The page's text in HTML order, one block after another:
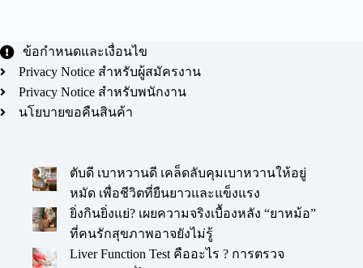
ข้อกำหนดและเงื่อนไข
Privacy Notice สำหรับผู้สมัครงาน
Privacy Notice สำหรับพนักงาน
นโยบายขอคืนสินค้า
ตับดี เบาหวานดี เคล็ดลับคุมเบาหวานให้อยู่
หมัด เพื่อชีวิตที่ยืนยาวและแข็งแรง
ยิ่งกินยิ่งแย่? เผยความจริงเบื้องหลัง “ยาหม้อ”
ที่คนรักสุขภาพอาจยังไม่รู้
Liver Function Test คืออะไร ? การตรวจ